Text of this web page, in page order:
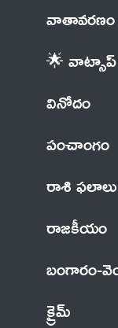
వాతావరణం
🌟
వినోదం
పంచాంగం
రాశి ఫలాలు
రాజకీయం
బంగారం-
క్రైమ్